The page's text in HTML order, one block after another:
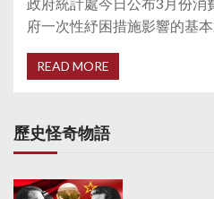
府一次性紓困措施影響的基本
READ MORE
歷史怪奇物語